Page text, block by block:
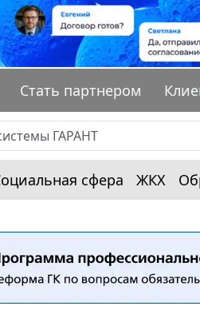
Стать партнером
сфера ЖКХ